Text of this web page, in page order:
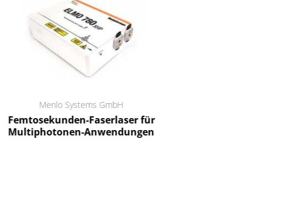
Menlo Systems GmbH
Femtosekunden-Faserlaser für
Multiphotonen-Anwendungen